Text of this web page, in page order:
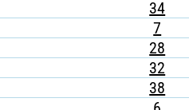
34
7
28
32
38